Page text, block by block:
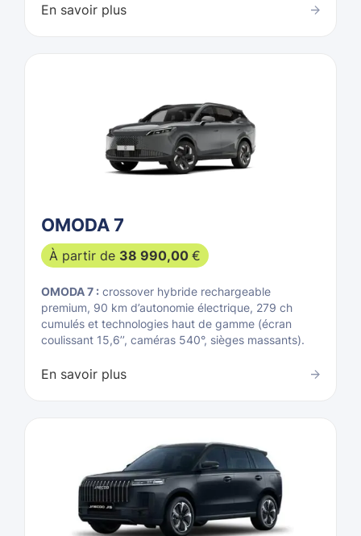
En savoir plus
OMODA 7
À partir de 38 990,00 €
OMODA 7 : crossover hybride rechargeable
premium, 90 km d’autonomie électrique, 279 ch
cumulés et technologies haut de gamme (écran
coulissant 15,6’’, caméras 540°, sièges massants).
En savoir plus